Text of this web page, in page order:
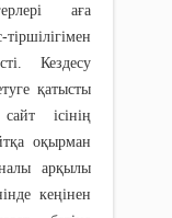
аға
Кездесу
қатысты
ісінің
оқырман
арқылы
кеңінен